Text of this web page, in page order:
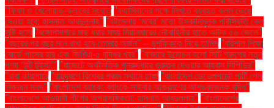
"ফিফা ও খেলোয়াড়-ক্লাবের সংঘাত "ফ্যাসিবাদের পক্ষে লিখতে ব্যবহৃত কলম ভেঙে
দেওয়া হবে: হাসনাত আবদুল্লাহ" "বইমেলায় ‘মবের’ মতো উসকানিমূলক পরিস্থিতি কেন
সৃষ্টি হলো "বঙ্গোপসাগরে মাছ ধরার সময় মিয়ানমারের নৌবাহিনীর হাতে আটক ৫৬ জেলে"
"বছরের পর বছর মনে রাখা হবে তোমার অর্জন" – মুশফিককে নিয়ে তামিম "বরিশাল শিক্ষা
বোর্ডে পাসের হার এবং জিপিএ-৫ বৃদ্ধির খবর" "বাজারে উন্মোচন হলো সিটি গ্রুপের নতুন
পণ্য ‘টুটি টুইস্ট’" "বাজেটে অর্থনৈতিক পুনরুদ্ধারে গুরুত্ব দেওয়ার আহ্বান সিপিডির"
"বাবা কারাগারে "বায়ুদূষণে বিশ্বের পঞ্চম স্থানে ঢাকা "বাংলাদেশ ডেভেলপমেন্ট পার্টি পেল
নিবন্ধন সনদ" "বাংলাদেশ ব্যাংক: ব্যাংকে সাইবার আক্রমণের আশঙ্কাজনক বৃদ্ধি"
"বাংলাদেশে আওয়ামী লীগের অপ্রাসঙ্গিকতা: হাসনাত আবদুল্লাহ" "বাংলাদেশের